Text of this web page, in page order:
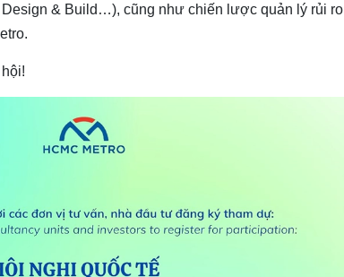
& Build…), cũng như chiến lược quản lý rủi ro